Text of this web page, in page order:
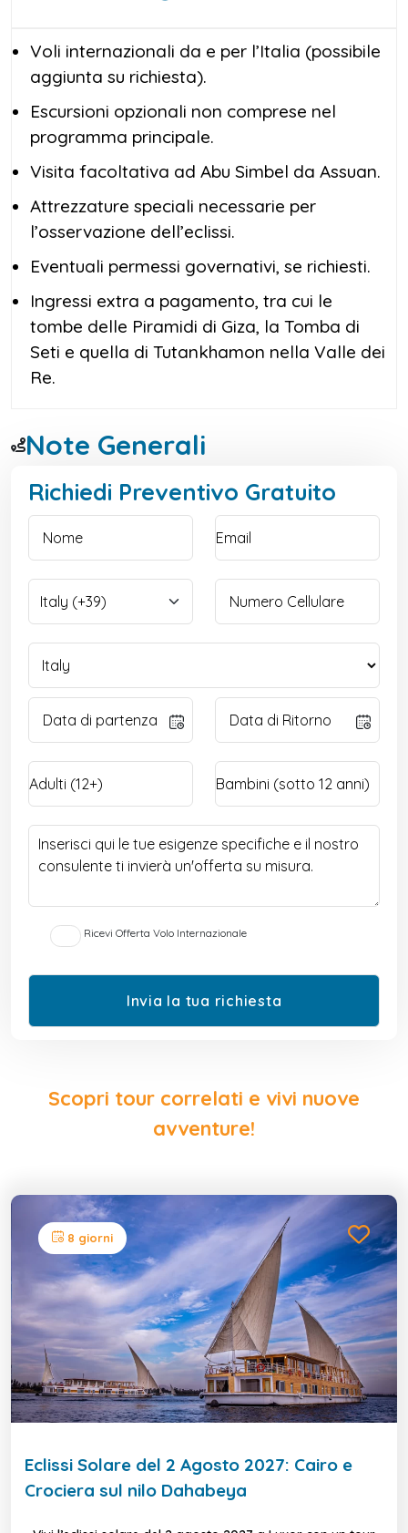
Voli internazionali da e per l’Italia (possibile
aggiunta su richiesta).
Escursioni opzionali non comprese nel
programma principale.
Visita facoltativa ad Abu Simbel da Assuan.
Attrezzature speciali necessarie per
l’osservazione dell’eclissi.
Eventuali permessi governativi, se richiesti.
Ingressi extra a pagamento, tra cui le
tombe delle Piramidi di Giza, la Tomba di
Seti e quella di Tutankhamon nella Valle dei
Re.
Note Generali
Richiedi Preventivo Gratuito
Ricevi Offerta Volo Internazionale
Scopri tour correlati e vivi nuove
avventure!
8 giorni
Eclissi Solare del 2 Agosto 2027: Cairo e
Crociera sul nilo Dahabeya